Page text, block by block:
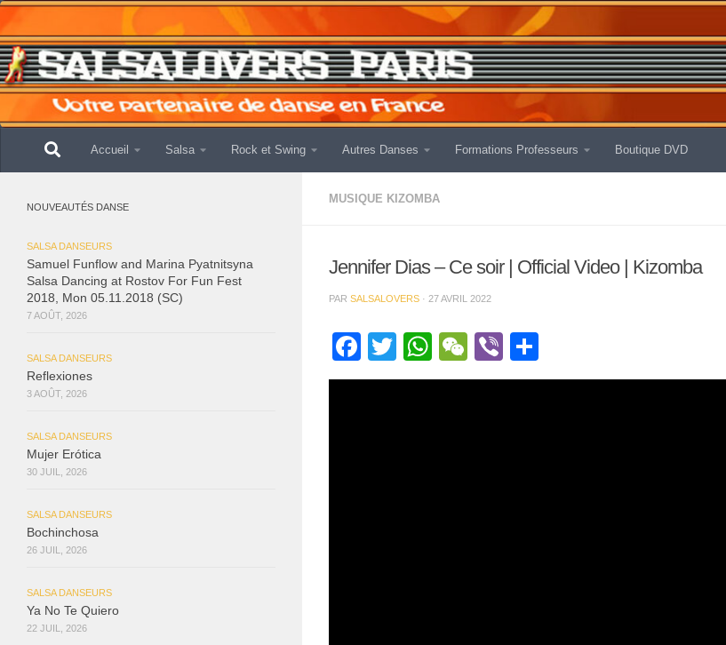
Accueil Salsa Rock et Swing Autres Danses Formations Professeurs Boutique DVD
MUSIQUE KIZOMBA
Jennifer Dias – Ce soir | Official Video | Kizomba
PAR SALSALOVERS · 27 AVRIL 2022
Facebook
Twitter
WhatsApp
WeChat
Viber
NOUVEAUTÉS DANSE
SALSA DANSEURS
Samuel Funflow and Marina Pyatnitsyna
Salsa Dancing at Rostov For Fun Fest
2018, Mon 05.11.2018 (SC)
7 AOÛT, 2026
SALSA DANSEURS
Reflexiones
3 AOÛT, 2026
SALSA DANSEURS
Mujer Erótica
30 JUIL, 2026
SALSA DANSEURS
Bochinchosa
26 JUIL, 2026
SALSA DANSEURS
Ya No Te Quiero
22 JUIL, 2026